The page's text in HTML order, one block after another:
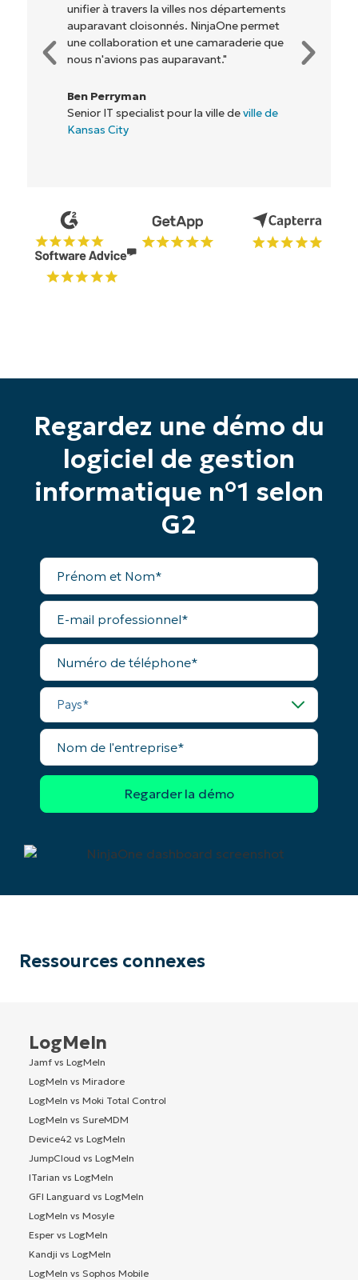
rentables. Tout le monde y gagne."
Rory McCune
Directeur informatique chezFlash
Regardez une démo du
logiciel de gestion
informatique n°1 selon
G2
Prénom
Nom*
E-
mail
professionnel*
Numéro
téléphone*
Pays*
Nom
l'entreprise*
Ressources connexes
LogMeIn
Jamf vs LogMeIn
LogMeIn vs Miradore
LogMeIn vs Moki Total Control
LogMeIn vs SureMDM
Device42 vs LogMeIn
JumpCloud vs LogMeIn
ITarian vs LogMeIn
GFI Languard vs LogMeIn
LogMeIn vs Mosyle
Esper vs LogMeIn
Kandji vs LogMeIn
LogMeIn vs Sophos Mobile
Prénom
Nom*
Business
email*
name*